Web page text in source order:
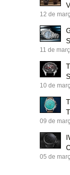
12 de
11 de
10 de
09 de
05 de